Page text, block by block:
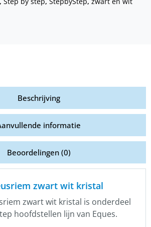
Beschrijving
informatie
Beoordelingen (0)
zwart wit kristal
zwart wit kristal is onderdeel
hoofdstellen lijn van Eques.